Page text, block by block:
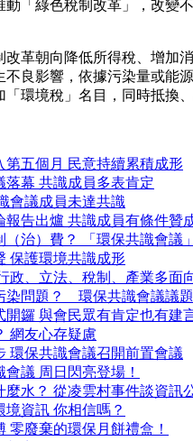
「綠色稅制改革」，改變
朝向降低所得稅、增加消
不良影響，依據污染量或能
環境稅」名目，同時抵換
第五個月 民意持續累積成形
落幕 共識成員多表肯定
會議成員未達共識
報告出爐 共識成員有條件贊
（治）費？ 「環保共識會議
保護環境共識成形
政、立法、稅制、產業多面
染問題？ 環保共識會議議
開鑼 與會民眾有肯定也有建
網友心存疑慮
環保共識會議召開前置會議
議 周日閃亮登場！
麼水？ 從凌雲村事件談資訊
資訊 你相信嗎？
零廢棄的環保月餅禮盒！